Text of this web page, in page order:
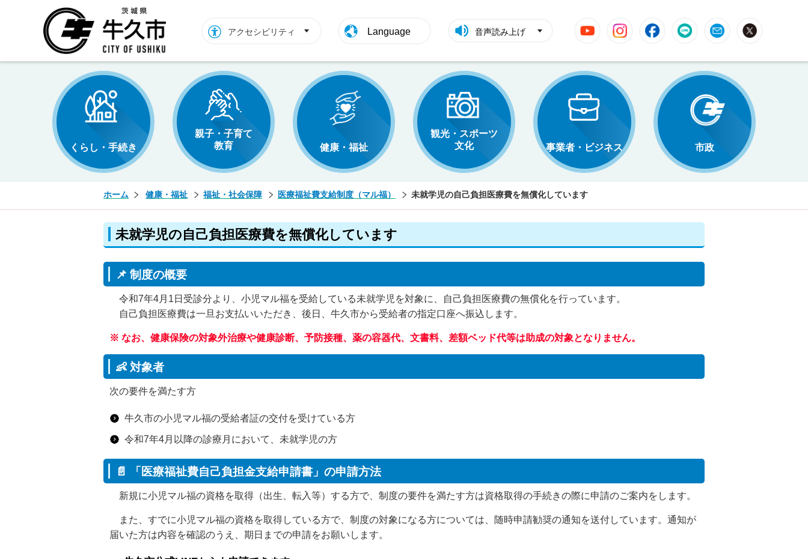
アクセシビリティ Language 音声読み上げ
YouTube InstagramFacebookLINE Mail
くらし・手続き
親子・子育て
教育
健康・福祉
観光・スポーツ
文化
事業者・ビジネス 市政
ホーム 健康・福祉 福祉・社会保障 医療福祉費支給制度（マル福） 未就学児の自己負担医療費を無償化しています
未就学児の自己負担医療費を無償化しています
📌 制度の概要
令和7年4月1日受診分より、小児マル福を受給している未就学児を対象に、自己負担医療費の無償化を行っています。
自己負担医療費は一旦お支払いいただき、後日、牛久市から受給者の指定口座へ振込します。
※ なお、健康保険の対象外治療や健康診断、予防接種、薬の容器代、文書料、差額ベッド代等は助成の対象となりません。
👶 対象者
次の要件を満たす方
牛久市の小児マル福の受給者証の交付を受けている方
令和7年4月以降の診療月において、未就学児の方
📄 「医療福祉費自己負担金支給申請書」の申請方法
新規に小児マル福の資格を取得（出生、転入等）する方で、制度の要件を満たす方は資格取得の手続きの際に申請のご案内をします。
また、すでに小児マル福の資格を取得している方で、制度の対象になる方については、随時申請勧奨の通知を送付しています。通知が
届いた方は内容を確認のうえ、期日までの申請をお願いします。